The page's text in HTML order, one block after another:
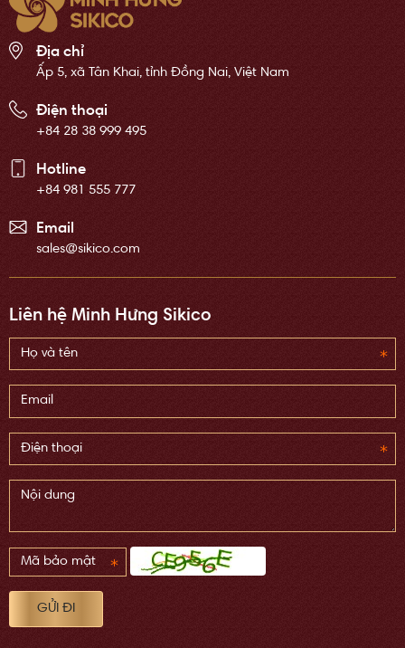
Địa chỉ
Ấp 5, xã Tân Khai, tỉnh Đồng Nai, Việt Nam
Điện thoại
+84 28 38 999 495
Hotline
+84 981 555 777
Email
sales@sikico.com
Liên hệ Minh Hưng Sikico